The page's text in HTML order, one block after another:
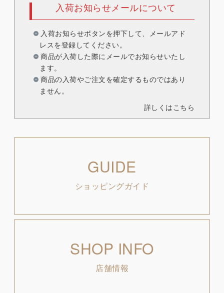
入荷お知らせメールについて
入荷お知らせボタンを押下して、メールアド
レスを登録してください。
商品が入荷した際にメールでお知らせいたし
ます。
商品の入荷やご注文を確定するものではあり
ません。
詳しくはこちら
GUIDE
ショッピングガイド
SHOP INFO
店舗情報